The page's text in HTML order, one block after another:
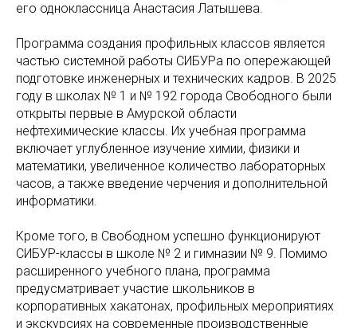
его одноклассница Анастасия Латышева.
Программа создания профильных классов является
частью системной работы СИБУРа по опережающей
подготовке инженерных и технических кадров. В 2025
году в школах № 1 и № 192 города Свободного были
открыты первые в Амурской области
нефтехимические классы. Их учебная программа
включает углубленное изучение химии, физики и
математики, увеличенное количество лабораторных
часов, а также введение черчения и дополнительной
информатики.
Кроме того, в Свободном успешно функционируют
СИБУР-классы в школе № 2 и гимназии № 9. Помимо
расширенного учебного плана, программа
предусматривает участие школьников в
корпоративных хакатонах, профильных мероприятиях
и экскурсиях на современные производственные